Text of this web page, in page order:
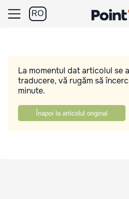
RO
La momentul dat articolul se
traducere, vă rugăm să
minute.
Înapoi la articolul original